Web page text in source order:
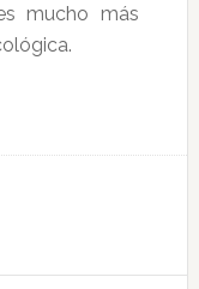
mucho más